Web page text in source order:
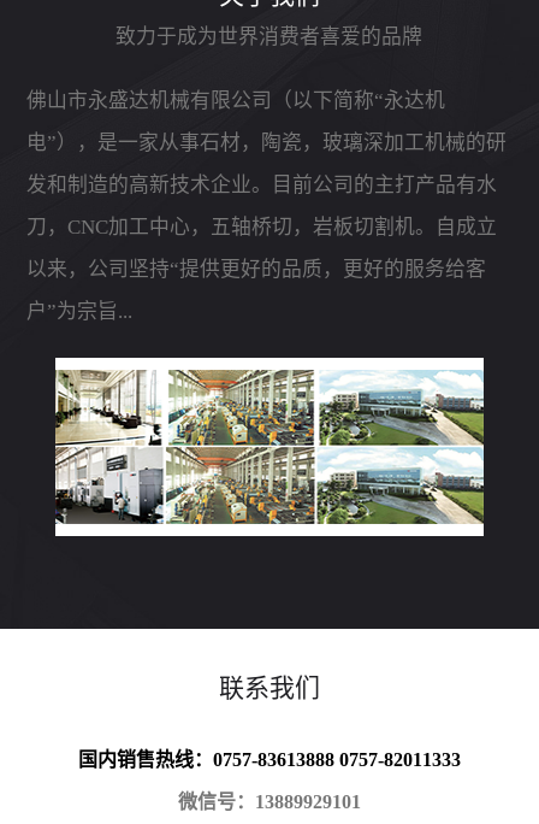
致力于成为世界消费者喜爱的品牌
佛山市永盛达机械有限公司（以下简称“永达机
电”），是一家从事石材，陶瓷，玻璃深加工机械的研
发和制造的高新技术企业。目前公司的主打产品有水
刀，CNC加工中心，五轴桥切，岩板切割机。自成立
以来，公司坚持“提供更好的品质，更好的服务给客
户”为宗旨...
联系我们
国内销售热线：0757-83613888 0757-82011333
微信号：13889929101